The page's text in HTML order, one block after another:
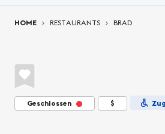
HOME RESTAURANTS BRAD
Geschlossen $